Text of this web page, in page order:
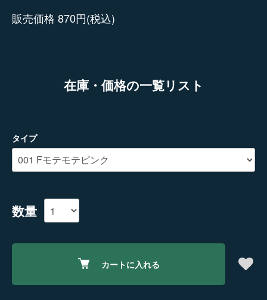
販売価格 870円(税込)
在庫・価格の一覧リスト
タイプ
数量
カートに入れる